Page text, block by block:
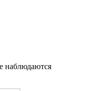
наблюдаются